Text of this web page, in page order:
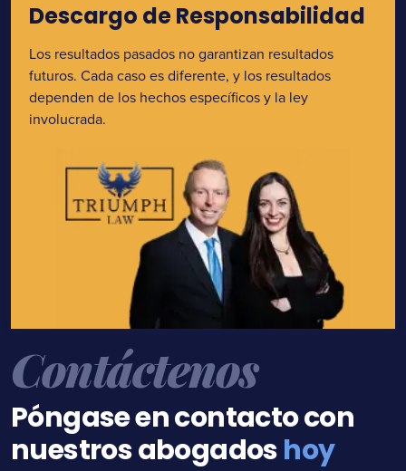
Descargo de Responsabilidad
Los resultados pasados no garantizan resultados
futuros. Cada caso es diferente, y los resultados
dependen de los hechos específicos y la ley
involucrada.
Contáctenos
Póngase en contacto con
nuestros abogadoshoy